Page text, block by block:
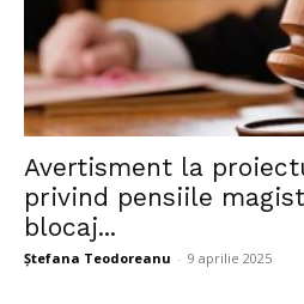
Avertisment la
privind pensiile
blocaj...
Ștefana Teodoreanu - 9 aprilie 2025